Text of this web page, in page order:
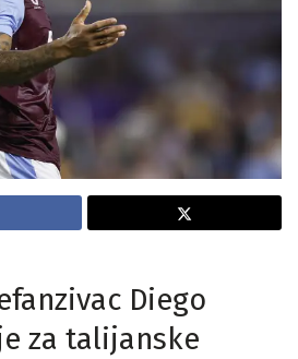
Diego
za talijanske